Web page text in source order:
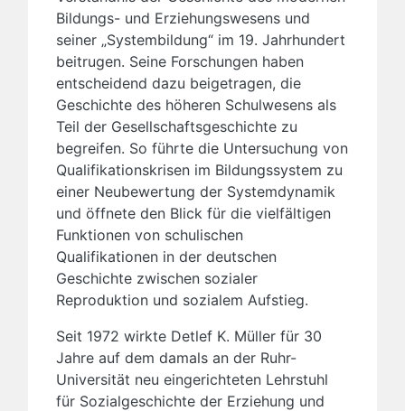
Bildungs- und Erziehungswesens und
seiner „Systembildung“ im 19. Jahrhundert
beitrugen. Seine Forschungen haben
entscheidend dazu beigetragen, die
Geschichte des höheren Schulwesens als
Teil der Gesellschaftsgeschichte zu
begreifen. So führte die Untersuchung von
Qualifikationskrisen im Bildungssystem zu
einer Neubewertung der Systemdynamik
und öffnete den Blick für die vielfältigen
Funktionen von schulischen
Qualifikationen in der deutschen
Geschichte zwischen sozialer
Reproduktion und sozialem Aufstieg.
Seit 1972 wirkte Detlef K. Müller für 30
Jahre auf dem damals an der Ruhr-
Universität neu eingerichteten Lehrstuhl
für Sozialgeschichte der Erziehung und